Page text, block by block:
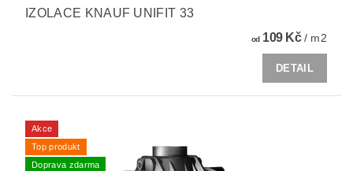
IZOLACE KNAUF UNIFIT 33
od109 Kč/ m2
DETAIL
Akce
Top produkt
Doprava zdarma